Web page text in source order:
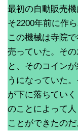
最初の自動販売
そ2200年前に作
この機械は寺院
売っていた。そ
と、そのコイン
うになっていた
が下に落ちてい
のことによって
ことができたのだ